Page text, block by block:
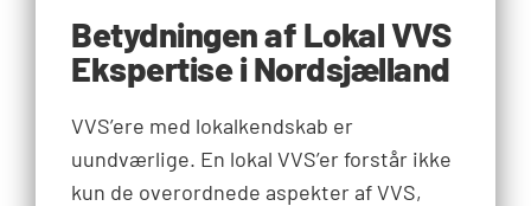
Betydningen af Lokal VVS
Ekspertise i Nordsjælland
VVS’ere med lokalkendskab er
uundværlige. En lokal VVS’er forstår ikke
kun de overordnede aspekter af VVS,